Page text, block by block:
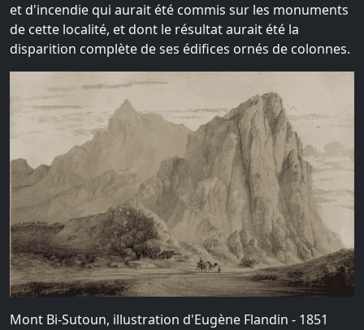
et d'incendie qui aurait été commis sur les monuments
de cette localité, et dont le résultat aurait été la
disparition complète de ses édifices ornés de colonnes.
Mont Bi-Sutoun, illustration d'Eugène Flandin - 1851